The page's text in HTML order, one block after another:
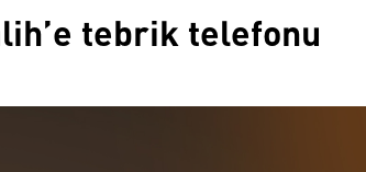
tebrik telefonu